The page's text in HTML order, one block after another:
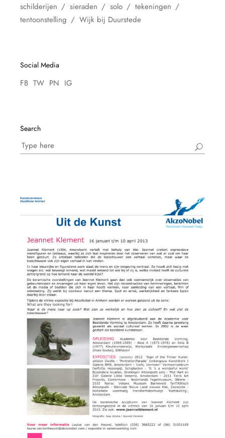
schilderijen
sieraden solo
tekeningen
tentoonstelling
Wijk bij Duurstede
Social Media
FB TW PN IG
Search
Search
for: